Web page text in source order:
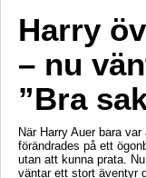
Harry
– nu
”Bra
När Harry Auer bara
förändrades på ett
utan att kunna prata.
väntar ett stort äventyr